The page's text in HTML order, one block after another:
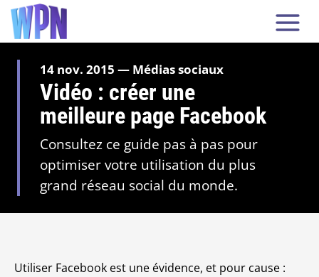
14 nov. 2015 — Médias sociaux
Vidéo : créer une
meilleure page Facebook
Consultez ce guide pas à pas pour
optimiser votre utilisation du plus
grand réseau social du monde.
Utiliser Facebook est une évidence, et pour cause :